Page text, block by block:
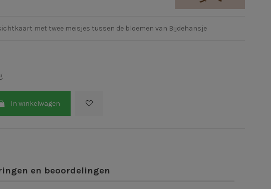
met twee meisjes tussen de bloemen van Bijdehansje
In winkelwagen
en beoordelingen